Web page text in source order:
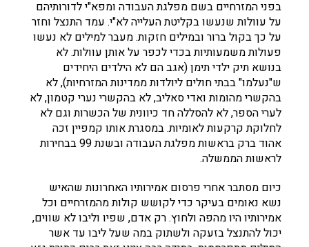
בפני המזרחיים בשם מפלגת העבודה ומפא"י לדורותיהם
על עוולות שנעשו בקליטת העלייה לא"י. עמד התנצל וחזר
על כך בקול ברור ובמילים חזקות. מעבר למילים לא נעשו
פעולות משמעותיות בכדי לכפר על אותן עוולות. לא
בנושא תיק ילדי תימן (אגב הם לא הילדים היחידים
ש"נעלמו" בבתי חולים ליולדות ממדינות המזרחיות), לא
בהקשרי מהומות ואדי סאליב, לא בהקשרי נערי קטמון, לא
לערי הספר, לא להסללה חד כיוונית של הכשרות וגם לא
לחלוקת קרקעות לאומיות. במסגרת אותו קמפיין זכה
אהוד ברק בראשות מפלגת העבודה ובשנת 99 בבחירות
לראשות הממשלה.
כיום מסתבר אחרי פרסום אמירותיו האחרונות שהאיש
נשא נאומים בעיקר כדי לקושש קולות מהמזרחיים וכל
אמירותיו היו מהפה ולחוץ. רק אדם, שפיו וליבו לא שווים,
יכול להתנצל בזעקה ולשתוק במה שעל ליבו עד אשר